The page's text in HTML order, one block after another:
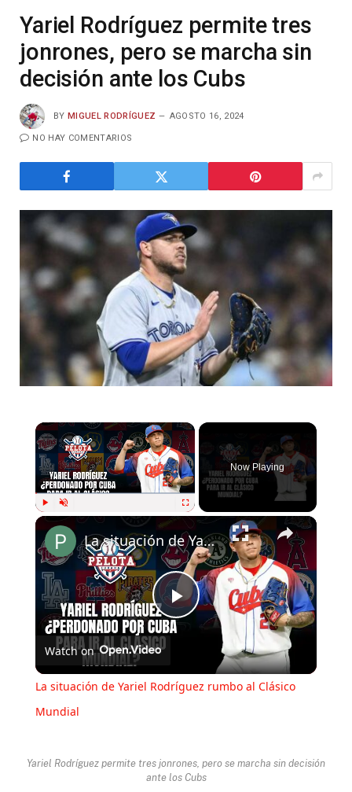
Yariel Rodríguez permite tres
jonrones, pero se marcha sin
decisión ante los Cubs
BY MIGUEL RODRÍGUEZ AGOSTO 16, 2024
NO HAY COMENTARIOS
Play Fullscreen
Now Playing
Play
Video
La situación de Yariel Rodríguez rumbo al Clásico Mundial
Watch on
La situación de Yariel Rodríguez rumbo al Clásico
Mundial
Yariel Rodríguez permite tres jonrones, pero se marcha sin decisión
ante los Cubs